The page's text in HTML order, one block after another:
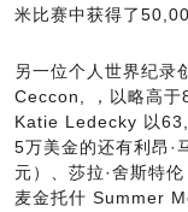
米比赛中获得了
另一位个人世界纪录
Ceccon, ，以略高于
Katie Ledecky 以
5万美金的还有利昂
元）、莎拉·舍斯特
麦金托什 Summer